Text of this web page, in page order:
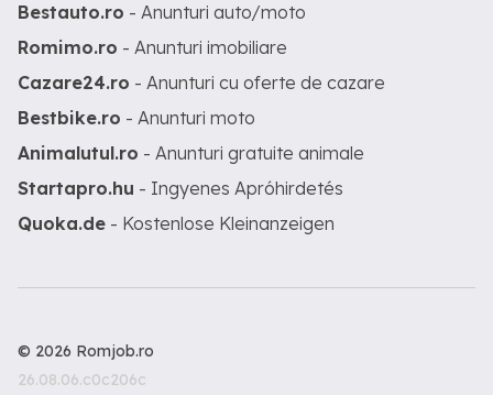
Bestauto.ro - Anunturi auto/moto
Romimo.ro - Anunturi imobiliare
Cazare24.ro - Anunturi cu oferte de cazare
Bestbike.ro - Anunturi moto
Animalutul.ro - Anunturi gratuite animale
Startapro.hu - Ingyenes Apróhirdetés
Quoka.de - Kostenlose Kleinanzeigen
© 2026 Romjob.ro
26.08.06.c0c206c